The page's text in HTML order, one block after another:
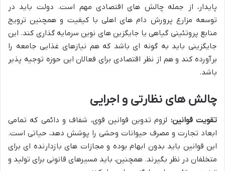
پایدار، از جمله چالش های اقتصادی مهم است. دولت باید در
توسعه مزارع پرورش دام های اهلی با کیفیت و همچنین ترویج
منابع پروتئینی گیاهی یا جایگزین های نوین سرمایه گذاری کند. این
جایگزینی باید به گونه ای باشد که هم نیازهای غذایی جامعه را
برآورده کند و هم از نظر اقتصادی برای فعالان این حوزه توجیه پذیر
باشد.
چالش های نظارتی و اجرایی
تقویت قوانین: لزوم تدوین قوانین قوی، شفاف و دائمی که تمامی
ابعاد تجارت و مصرف حیوانات وحشی را پوشش دهد، حیاتی است.
این قوانین باید بدون ابهام بوده و مجازات های بازدارنده ای برای
متخلفان در نظر بگیرند. همچنین، باید مسیرهای قانونی برای تولید و